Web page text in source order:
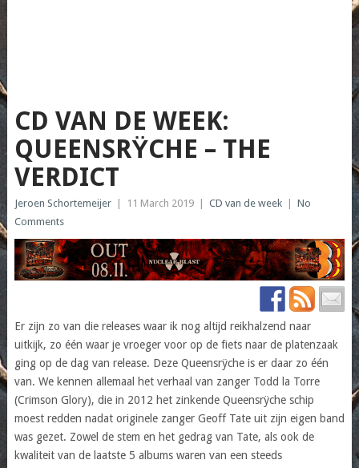
CD VAN DE WEEK:
QUEENSRŸCHE – THE
VERDICT
Jeroen Schortemeijer 11 March 2019 CD van de week
No
Comments
Er zijn zo van die releases waar ik nog altijd reikhalzend naar
uitkijk, zo één waar je vroeger voor op de fiets naar de platenzaak
ging op de dag van release. Deze Queensrÿche is er daar zo één
van. We kennen allemaal het verhaal van zanger Todd la Torre
(Crimson Glory), die in 2012 het zinkende Queensrÿche schip
moest redden nadat originele zanger Geoff Tate uit zijn eigen band
was gezet. Zowel de stem en het gedrag van Tate, als ook de
kwaliteit van de laatste 5 albums waren van een steeds